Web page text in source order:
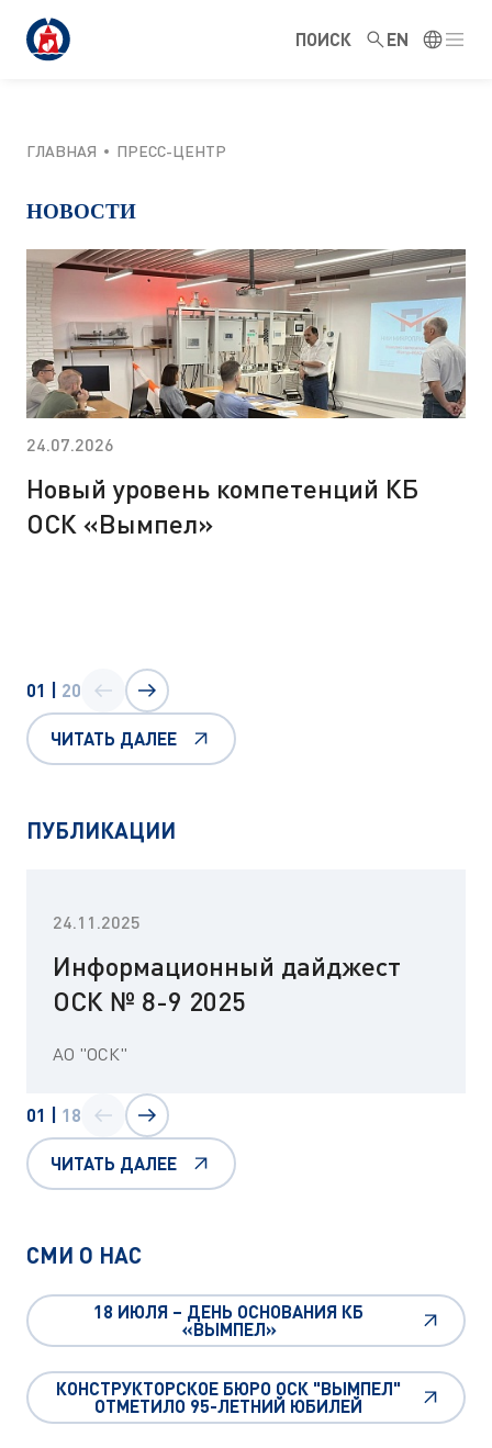
ПОИСК EN
ГЛАВНАЯ ПРЕСС-ЦЕНТР
НОВОСТИ
Новый уровень компетенций КБ
ОСК «Вымпел»
24.07.2026
ЧИТАТЬ ДАЛЕЕ
01 20
ПУБЛИКАЦИИ
Информационный дайджест
ОСК № 8-9 2025
24.11.2025
АО "ОСК"
ЧИТАТЬ ДАЛЕЕ
01 18
СМИ О НАС
18 ИЮЛЯ – ДЕНЬ ОСНОВАНИЯ КБ
«ВЫМПЕЛ»
КОНСТРУКТОРСКОЕ БЮРО ОСК "ВЫМПЕЛ"
ОТМЕТИЛО 95-ЛЕТНИЙ ЮБИЛЕЙ